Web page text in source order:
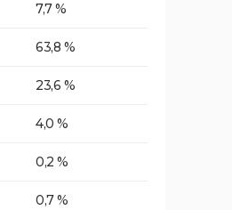
7,7 %
63,8 %
23,6 %
4,0 %
0,2 %
0,7 %